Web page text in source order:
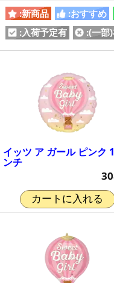
:新商品 :おすすめ
:入荷予定有
:(一部
イッツ ア ガール ピンク
ンチ
カートに入れる